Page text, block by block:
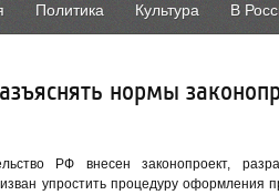
Политика Культура В
нормы
РФ внесен законопроект,
упростить процедуру оформления